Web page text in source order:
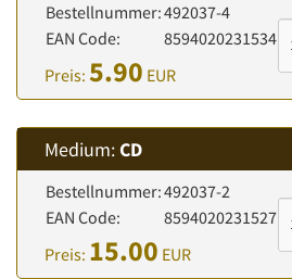
Bestellnummer:492037-4
EAN Code:
8594020231534
Preis: 5.90 EUR
Medium:CD
Bestellnummer:492037-2
EAN Code:
8594020231527
Preis: 15.00 EUR